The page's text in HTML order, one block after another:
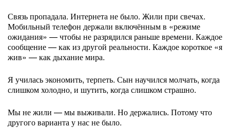
Связь пропадала. Интернета не было. Жили при свечах.
Мобильный телефон держали включённым в «режиме
ожидания» — чтобы не разрядился раньше времени. Каждое
сообщение — как из другой реальности. Каждое короткое «я
жив» — как дыхание мира.
Я училась экономить, терпеть. Сын научился молчать, когда
слишком холодно, и шутить, когда слишком страшно.
Мы не жили — мы выживали. Но держались. Потому что
другого варианта у нас не было.